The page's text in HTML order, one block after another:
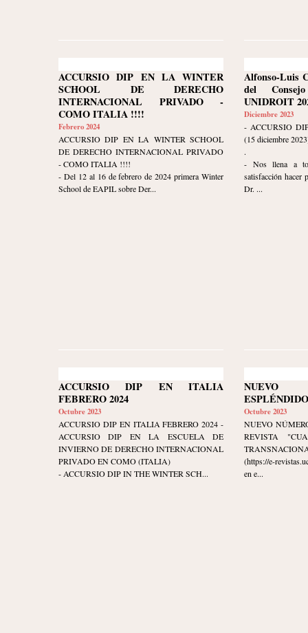
ACCURSIO DIP EN LA WINTER
SCHOOL DE DERECHO
INTERNACIONAL PRIVADO -
COMO ITALIA !!!!
Febrero 2024
ACCURSIO DIP EN LA WINTER SCHOOL
DE DERECHO INTERNACIONAL PRIVADO
- COMO ITALIA !!!!
- Del 12 al 16 de febrero de 2024 primera Winter
School de EAPIL sobre Der...
Alfonso-Luis
del
UNIDROIT
Diciembre 2023
- ACCURSIO
(15 diciembre
.
- Nos llena a
satisfacción
Dr. ...
ACCURSIO DIP EN ITALIA
FEBRERO 2024
Octubre 2023
ACCURSIO DIP EN ITALIA FEBRERO 2024 -
ACCURSIO DIP EN LA ESCUELA DE
INVIERNO DE DERECHO INTERNACIONAL
PRIVADO EN COMO (ITALIA)
- ACCURSIO DIP IN THE WINTER SCH...
Octubre 2023
NUEVO
REVISTA
(https://e-
en e...